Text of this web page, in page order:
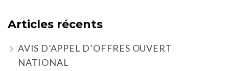
Articles récents
AVIS D’APPEL D’OFFRES OUVERT
NATIONAL